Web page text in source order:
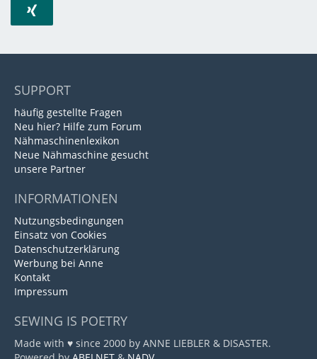
SUPPORT
häufig gestellte Fragen
Neu hier? Hilfe zum Forum
Nähmaschinenlexikon
Neue Nähmaschine gesucht
unsere Partner
INFORMATIONEN
Nutzungsbedingungen
Einsatz von Cookies
Datenschutzerklärung
Werbung bei Anne
Kontakt
Impressum
SEWING IS POETRY
Made with ♥ since 2000 by ANNE LIEBLER & DISASTER.